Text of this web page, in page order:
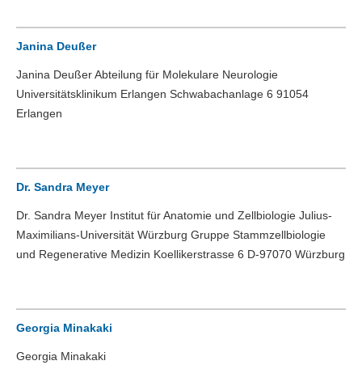
Janina Deußer
Janina Deußer Abteilung für Molekulare Neurologie
Universitätsklinikum Erlangen Schwabachanlage 6 91054
Erlangen
Dr. Sandra Meyer
Dr. Sandra Meyer Institut für Anatomie und Zellbiologie Julius-
Maximilians-Universität Würzburg Gruppe Stammzellbiologie
und Regenerative Medizin Koellikerstrasse 6 D-97070 Würzburg
Georgia Minakaki
Georgia Minakaki